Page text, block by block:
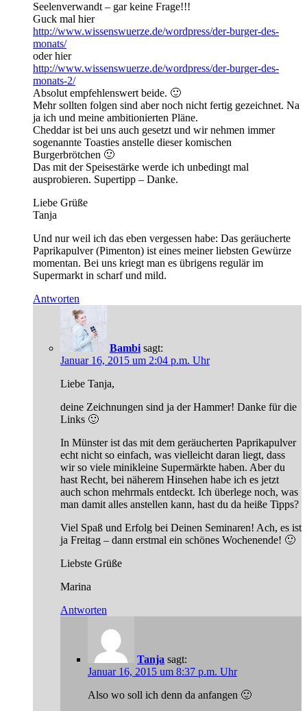
Seelenverwandt – gar keine Frage!!!
Guck mal hier
http://www.wissenswuerze.de/wordpress/der-burger-des-
monats/
oder hier
http://www.wissenswuerze.de/wordpress/der-burger-des-
monats-2/
Absolut empfehlenswert beide. 🙂
Mehr sollten folgen sind aber noch nicht fertig gezeichnet. Na
ja ich und meine ambitionierten Pläne.
Cheddar ist bei uns auch gesetzt und wir nehmen immer
sogenannte Toasties anstelle dieser komischen
Burgerbrötchen 🙂
Das mit der Speisestärke werde ich unbedingt mal
ausprobieren. Supertipp – Danke.
Liebe Grüße
Tanja
Und nur weil ich das eben vergessen habe: Das geräucherte
Paprikapulver (Pimenton) ist eines meiner liebsten Gewürze
momentan. Bei uns kriegt man es übrigens regulär im
Supermarkt in scharf und mild.
Antworten
Bambi sagt:
Januar 16, 2015 um 2:04 p.m. Uhr
Liebe Tanja,
deine Zeichnungen sind ja der Hammer! Danke für die
Links 🙂
In Münster ist das mit dem geräucherten Paprikapulver
echt nicht so einfach, was vielleicht daran liegt, dass
wir so viele minikleine Supermärkte haben. Aber du
hast Recht, bei näherem Hinsehen habe ich es jetzt
auch schon mehrmals entdeckt. Ich überlege noch, was
man damit alles anstellen kann, hast du da heiße Tipps?
Viel Spaß und Erfolg bei Deinen Seminaren! Ach, es ist
ja Freitag – dann erstmal ein schönes Wochenende! 🙂
Liebste Grüße
Marina
Antworten
Tanja sagt:
Januar 16, 2015 um 8:37 p.m. Uhr
Also wo soll ich denn da anfangen 🙂